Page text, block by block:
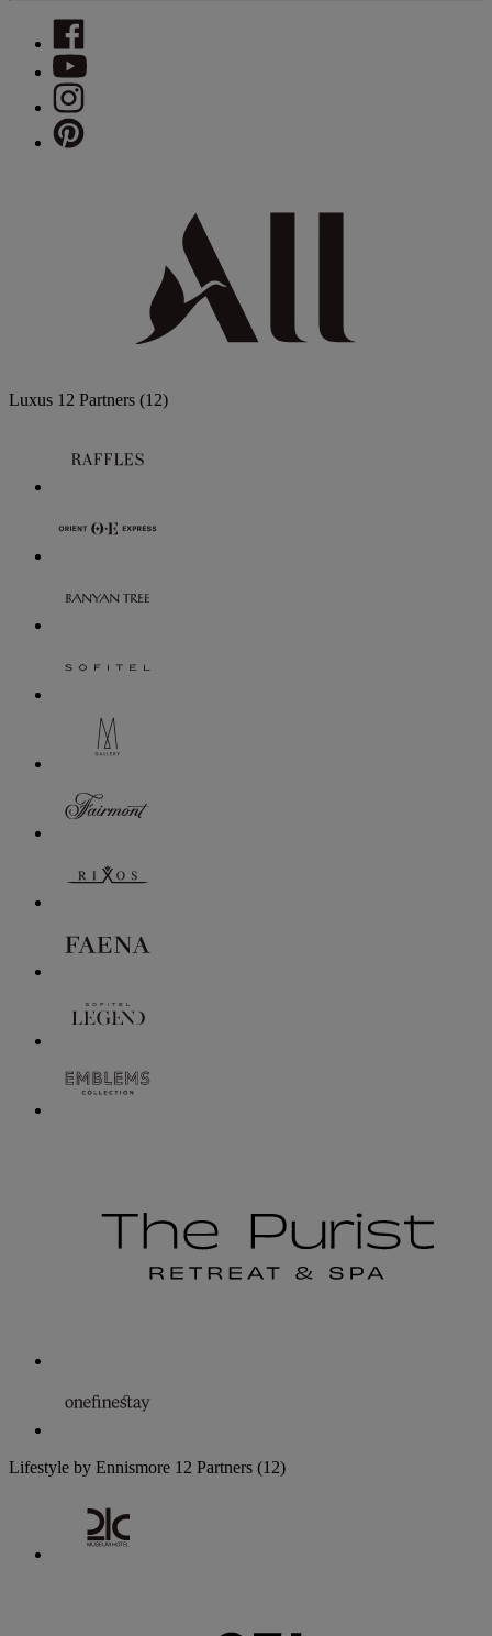
Luxus 12 Partners (12)
Lifestyle by Ennismore 12 Partners (12)